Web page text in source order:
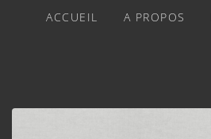
ACCUEIL A PROPOS